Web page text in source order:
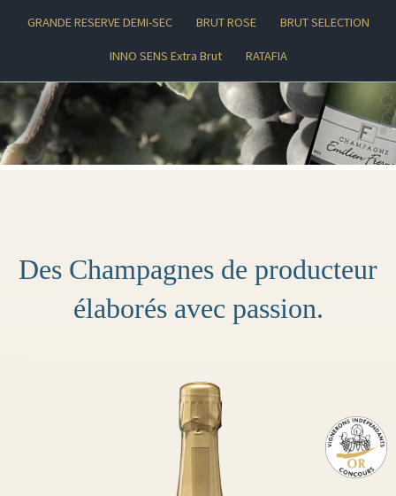
GRANDE RESERVE DEMI-SEC BRUT ROSE BRUT SELECTION
INNO SENS Extra Brut RATAFIA
Des Champagnes de producteur
élaborés avec passion.